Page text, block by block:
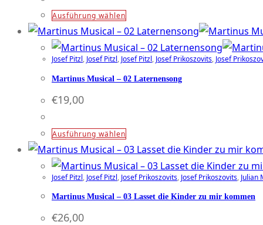
Optionen
können
auf
der
Produktseite
Ausführung wählenDieses
Produkt
weist
mehrere
Varianten
Optionen
können
auf
der
Produktseite
Josef Pitzl, Josef Pitzl, Josef Pitzl, Josef Prikoszovits, Josef
Martinus Musical – 02 Laternensong
€19,00
Ausführung wählenDieses
Produkt
weist
mehrere
Varianten
Josef Pitzl, Josef Pitzl, Josef Prikoszovits, Josef Prikoszovits, Julian
Martinus Musical – 03 Lasset die Kinder zu mir kommen
€26,00